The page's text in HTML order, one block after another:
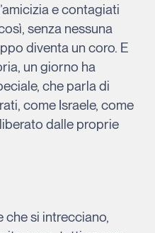
e contagiati
senza nessuna
diventa un coro. E
un giorno ha
che parla di
come Israele, come
dalle proprie
che si intrecciano,